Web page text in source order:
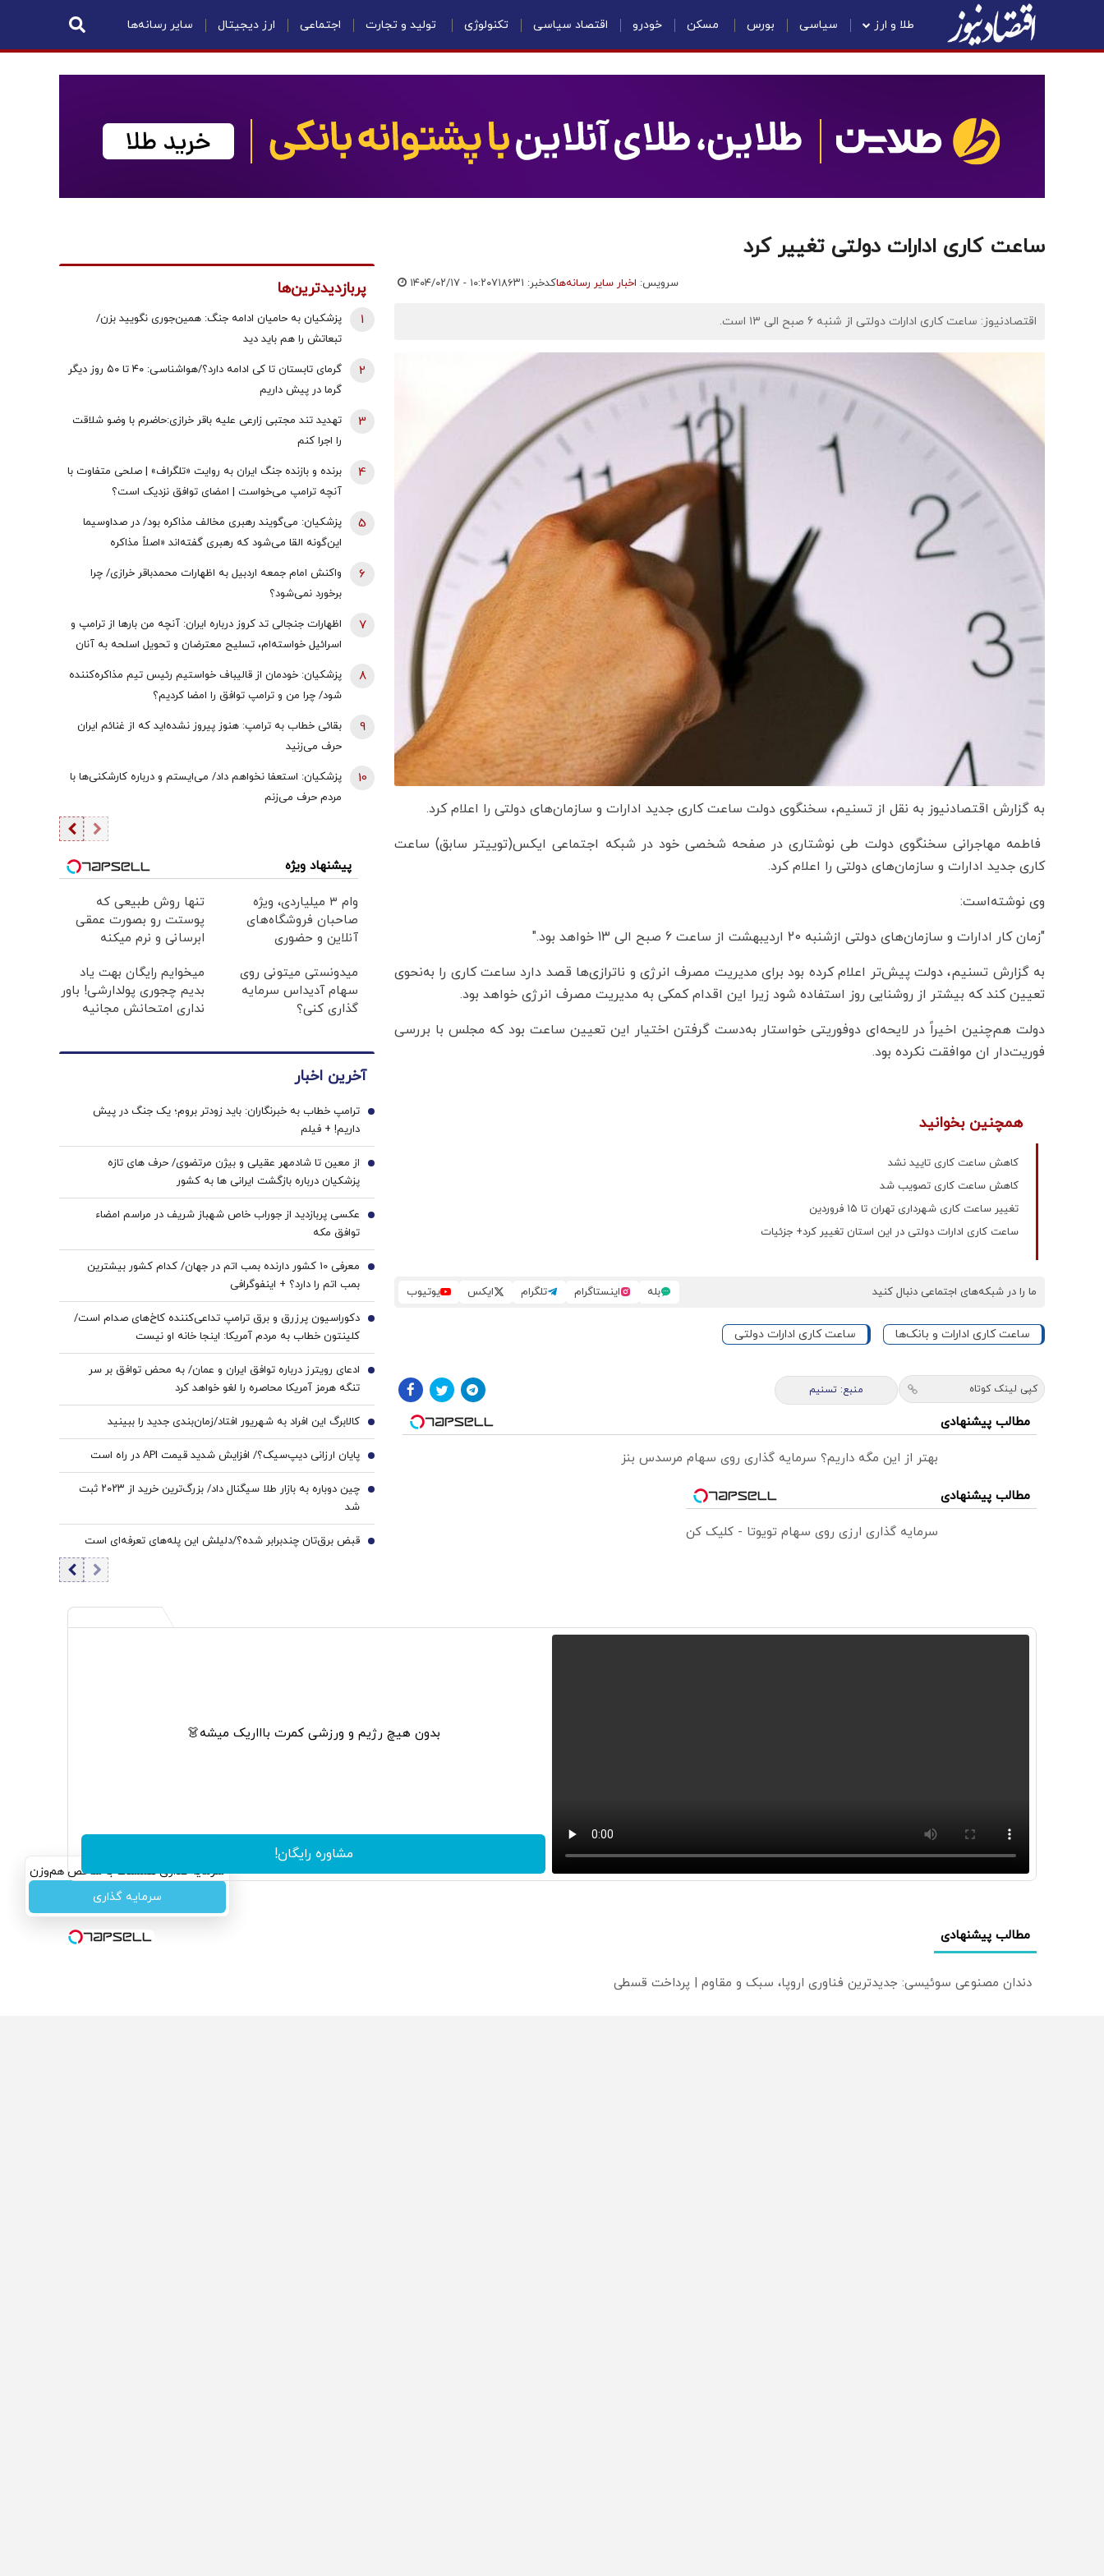
طلا و ارز سیاسی بورس مسکن خودرو اقتصاد سیاسی تکنولوژی تولید و تجارت اجتماعی ارز دیجیتال سایر رسانه‌ها
ساعت کاری ادارات دولتی تغییر کرد
سرویس: اخبار سایر رسانه‌هاکدخبر: ۷۱۸۶۳۱ ۱۴۰۴/۰۲/۱۷ - ۱۰:۲۰
اقتصادنیوز: ساعت کاری ادارات دولتی از شنبه ۶ صبح الی ۱۳ است.
به گزارش اقتصادنیوز به نقل از تسنیم، سخنگوی دولت ساعت کاری جدید ادارات و سازمان‌های دولتی را اعلام کرد.
فاطمه مهاجرانی سخنگوی دولت طی نوشتاری در صفحه شخصی خود در شبکه اجتماعی ایکس(توییتر سابق) ساعت
کاری جدید ادارات و سازمان‌های دولتی را اعلام کرد.
وی نوشته‌است:
"زمان کار ادارات و سازمان‌های دولتی ازشنبه 20 اردیبهشت از ساعت 6 صبح الی 13 خواهد بود."
به گزارش تسنیم، دولت پیش‌تر اعلام کرده بود برای مدیریت مصرف انرژی و ناترازی‌ها قصد دارد ساعت کاری را به‌نحوی
تعیین کند که بیشتر از روشنایی روز استفاده شود زیرا این اقدام کمکی به مدیریت مصرف انرژی خواهد بود.
دولت هم‌چنین اخیراً در لایحه‌ای دوفوریتی خواستار به‌دست گرفتن اختیار این تعیین ساعت بود که مجلس با بررسی
فوریت‌دار ان موافقت نکرده بود.
همچنین بخوانید
کاهش ساعت کاری تایید نشد
کاهش ساعت کاری تصویب شد
تغییر ساعت کاری شهرداری تهران تا ۱۵ فروردین
ساعت کاری ادارات دولتی در این استان تغییر کرد+ جزئیات
ما را در شبکه‌های اجتماعی دنبال کنید بله اینستاگرام تلگرام ایکس یوتیوب
ساعت کاری ادارات و بانک‌ها ساعت کاری ادارات دولتی
کپی لینک کوتاه منبع: تسنیم
مطالب پیشنهادی
بهتر از این مگه داریم؟ سرمایه گذاری روی سهام مرسدس بنز
مطالب پیشنهادی
سرمایه گذاری ارزی روی سهام تویوتا - کلیک کن
سرمایه‌گذاری همسنگ با شاخص هم‌وزن
سرمایه گذاری
پربازدیدترین‌ها
پزشکیان به حامیان ادامه جنگ: همین‌جوری نگویید بزن/
تبعاتش را هم باید دید
1
گرمای تابستان تا کی ادامه دارد؟/هواشناسی: ۴۰ تا ۵۰ روز دیگر
گرما در پیش داریم
2
تهدید تند مجتبی زارعی علیه باقر خرازی:حاضرم با وضو شلاقت
را اجرا کنم
3
برنده و بازنده جنگ ایران به روایت «تلگراف» | صلحی متفاوت با
آنچه ترامپ می‌خواست | امضای توافق نزدیک است؟
4
پزشکیان: می‌گویند رهبری مخالف مذاکره بود/ در صداوسیما
این‌گونه القا می‌شود که رهبری گفته‌اند «اصلاً مذاکره
5
واکنش امام جمعه اردبیل به اظهارات محمدباقر خرازی/ چرا
برخورد نمی‌شود؟
6
اظهارات جنجالی تد کروز درباره ایران: آنچه من بارها از ترامپ و
اسرائیل خواسته‌ام، تسلیح معترضان و تحویل اسلحه به آنان
7
پزشکیان: خودمان از قالیباف خواستیم رئیس تیم مذاکره‌کننده
شود/ چرا من و ترامپ توافق را امضا کردیم؟
8
بقائی خطاب به ترامپ: هنوز پیروز نشده‌اید که از غنائم ایران
حرف می‌زنید
9
پزشکیان: استعفا نخواهم داد/ می‌ایستم و درباره کارشکنی‌ها با
مردم حرف می‌زنم
10
پیشنهاد ویژه
وام ۳ میلیاردی، ویژه
صاحبان فروشگاه‌های
آنلاین و حضوری
تنها روش طبیعی که
پوستت رو بصورت عمقی
ابرسانی و نرم میکنه
میدونستی میتونی روی
سهام آدیداس سرمایه
گذاری کنی؟
میخوایم رایگان بهت یاد
بدیم چجوری پولدارشی! باور
نداری امتحانش مجانیه
آخرین اخبار
ترامپ خطاب به خبرنگاران: باید زودتر بروم؛ یک جنگ در پیش
داریم! + فیلم
1
از معین تا شادمهر عقیلی و بیژن مرتضوی/ حرف های تازه
پزشکیان درباره بازگشت ایرانی ها به کشور
2
عکسی پربازدید از جوراب‌ خاص شهباز شریف در مراسم امضاء
توافق‌ مکه
3
معرفی 10 کشور دارنده بمب اتم در جهان/ کدام کشور بیشترین
بمب اتم را دارد؟ + اینفوگرافی
4
دکوراسیون پرزرق‌ و برق ترامپ تداعی‌کننده کاخ‌های صدام است/
کلینتون خطاب به مردم آمریکا: اینجا خانه او نیست
5
ادعای رویترز درباره توافق ایران و عمان/ به محض توافق بر سر
تنگه هرمز آمریکا محاصره را لغو خواهد کرد
6
کالابرگ این افراد به شهریور افتاد/زمان‌بندی جدید را ببینید 7
پایان ارزانی دیپ‌سیک؟/ افزایش شدید قیمت API در راه است 8
چین دوباره به بازار طلا سیگنال داد/ بزرگ‌ترین خرید از ۲۰۲۳ ثبت
شد
9
قبض برق‌تان چندبرابر شده؟/دلیلش این پله‌های تعرفه‌ای است 10
بدون هیچ رژیم و ورزشی کمرت باااریک میشه👗
مشاوره رایگان!
مطالب پیشنهادی
دندان مصنوعی سوئیسی: جدیدترین فناوری اروپا، سبک و مقاوم | پرداخت قسطی